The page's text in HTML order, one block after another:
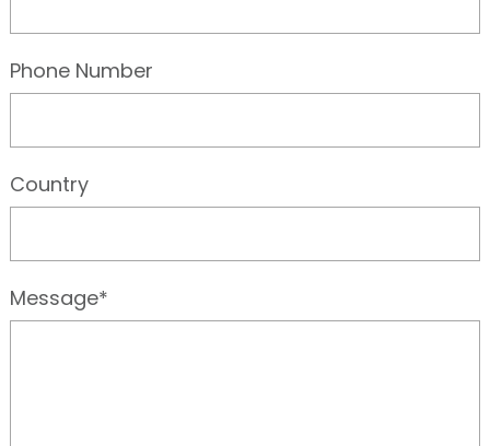
Phone Number
Country
Message*